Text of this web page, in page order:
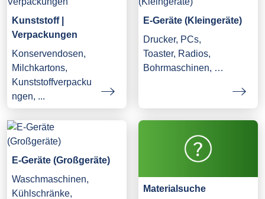
Kunststoff |
Verpackungen
Konservendosen,
Milchkartons,
Kunststoffverpacku
ngen, ...
E-Geräte (Kleingeräte)
Drucker, PCs,
Toaster, Radios,
Bohrmaschinen, …
E-Geräte (Großgeräte)
Waschmaschinen,
Kühlschränke,
Materialsuche